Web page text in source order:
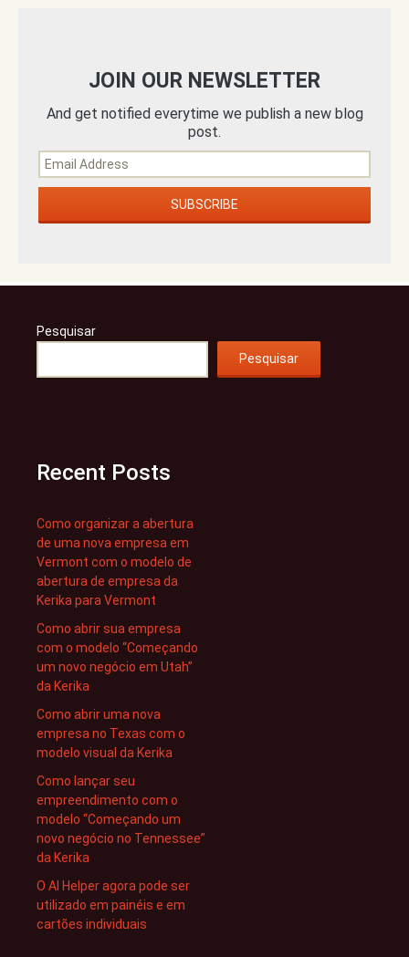
JOIN OUR NEWSLETTER
And get notified everytime we publish a new blog
post.
Pesquisar
Pesquisar
Recent Posts
Como organizar a abertura
de uma nova empresa em
Vermont com o modelo de
abertura de empresa da
Kerika para Vermont
Como abrir sua empresa
com o modelo “Começando
um novo negócio em Utah”
da Kerika
Como abrir uma nova
empresa no Texas com o
modelo visual da Kerika
Como lançar seu
empreendimento com o
modelo “Começando um
novo negócio no Tennessee”
da Kerika
O AI Helper agora pode ser
utilizado em painéis e em
cartões individuais